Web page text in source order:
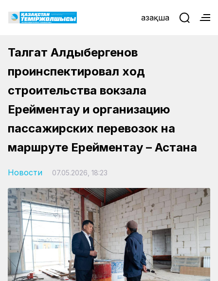
Қазақша
Талгат Алдыбергенов
проинспектировал ход
строительства вокзала
Ерейментау и организацию
пассажирских перевозок на
маршруте Ерейментау – Астана
Новости 07.05.2026, 18:23